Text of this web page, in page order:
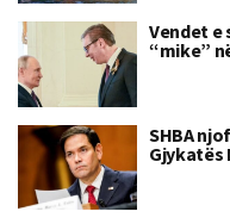
Vendet e
“mike”
SHBA
Gjykatës